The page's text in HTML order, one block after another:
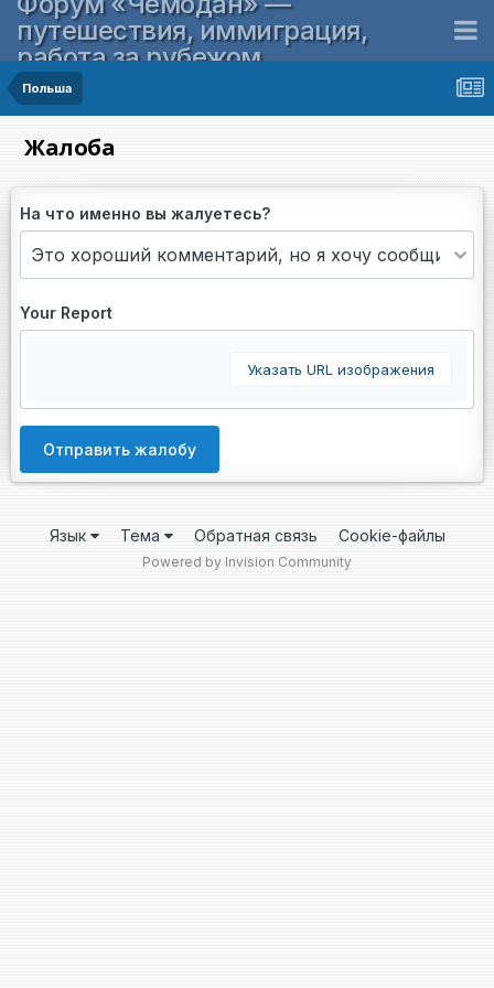
путешествия, иммиграция,
работа за рубежом
Польша
Жалоба
На что именно вы жалуетесь?
Your Report
Указать URL изображения
Отправить жалобу
Язык Тема Обратная связь Cookie-файлы
Powered by Invision Community